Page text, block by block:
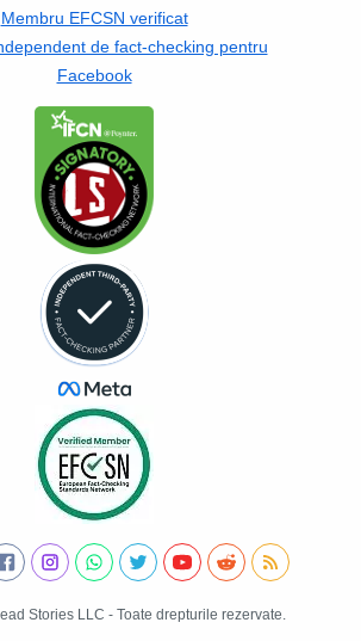
Membru EFCSN verificat
de fact-checking pentru
Facebook
Stories LLC - Toate drepturile rezervate.